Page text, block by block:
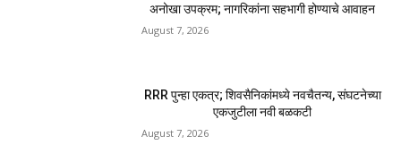
अनोखा उपक्रम; नागरिकांना सहभागी होण्याचे आवाहन
August 7, 2026
RRR पुन्हा एकत्र; शिवसैनिकांमध्ये नवचैतन्य, संघटनेच्या
एकजुटीला नवी बळकटी
August 7, 2026